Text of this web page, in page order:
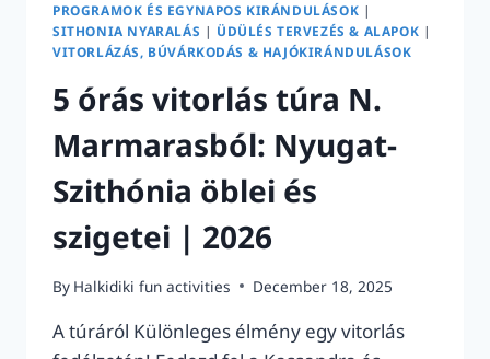
PROGRAMOK ÉS EGYNAPOS KIRÁNDULÁSOK |
SITHONIA NYARALÁS | ÜDÜLÉS TERVEZÉS & ALAPOK |
VITORLÁZÁS, BÚVÁRKODÁS & HAJÓKIRÁNDULÁSOK
5 órás vitorlás túra N.
Marmarasból: Nyugat-
Szithónia öblei és
szigetei | 2026
By Halkidiki fun activities December 18, 2025
A túráról Különleges élmény egy vitorlás